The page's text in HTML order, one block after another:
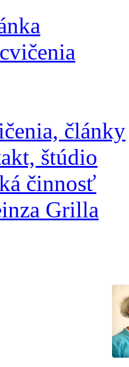
články
štúdio
činnosť
Grilla